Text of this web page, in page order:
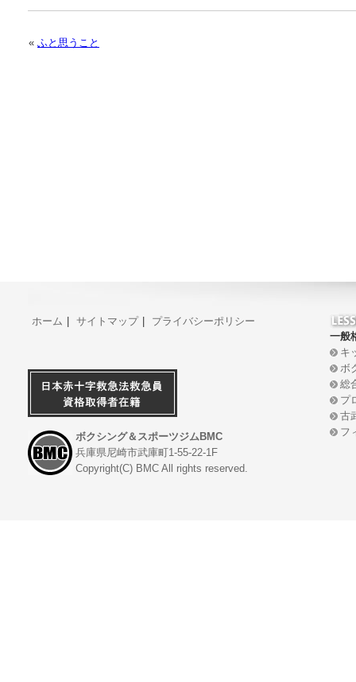
« ふと思うこと
ホーム サイトマップ プライバシーポリシー
ボクシング＆スポーツジムBMC
兵庫県尼崎市武庫町1-55-22-1F
Copyright(C) BMC All rights reserved.
一般
キ
ボ
総
プ
古
フ